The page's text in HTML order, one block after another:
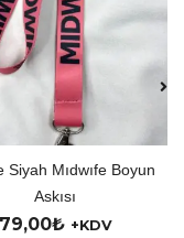
Siyah Mıdwıfe Boyun
Askısı
79,00₺ +KDV